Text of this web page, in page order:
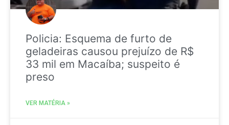
Policia: Esquema de furto de
geladeiras causou prejuízo de R$
33 mil em Macaíba; suspeito é
preso
VER MATÉRIA »